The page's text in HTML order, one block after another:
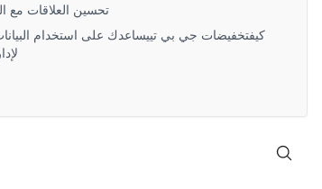
(د) تحسين العلاقات مع
كيفتخفيضات جي بي تييساعدك على استخدام